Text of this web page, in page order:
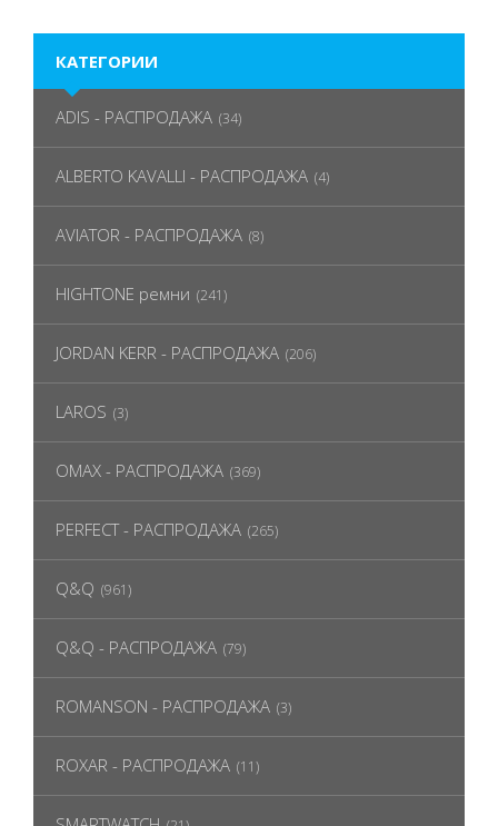
КАТЕГОРИИ
ADIS - РАСПРОДАЖА (34)
ALBERTO KAVALLI - РАСПРОДАЖА (4)
AVIATOR - РАСПРОДАЖА (8)
HIGHTONE ремни (241)
JORDAN KERR - РАСПРОДАЖА (206)
LAROS (3)
OMAX - РАСПРОДАЖА (369)
PERFECT - РАСПРОДАЖА (265)
Q&Q (961)
Q&Q - РАСПРОДАЖА (79)
ROMANSON - РАСПРОДАЖА (3)
ROXAR - РАСПРОДАЖА (11)